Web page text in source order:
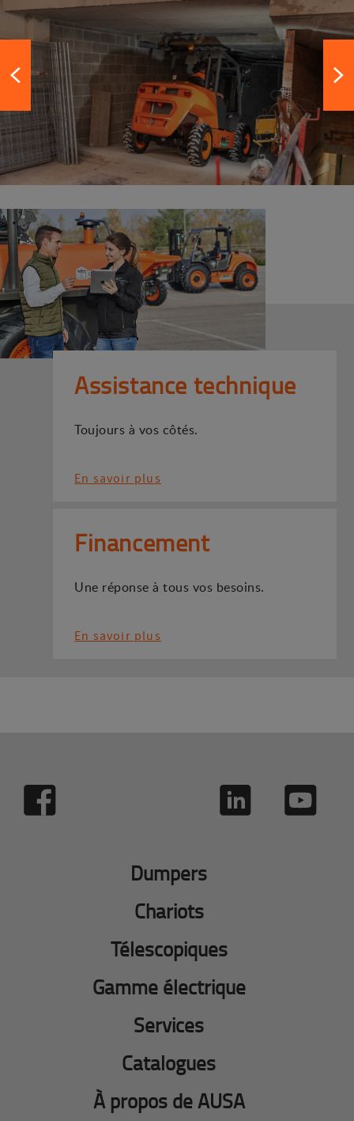
Assistance technique
Toujours à vos côtés.
En savoir plus
Financement
Une réponse à tous vos besoins.
En savoir plus
Dumpers
Chariots
Télescopiques
Gamme électrique
Services
Catalogues
À propos de AUSA